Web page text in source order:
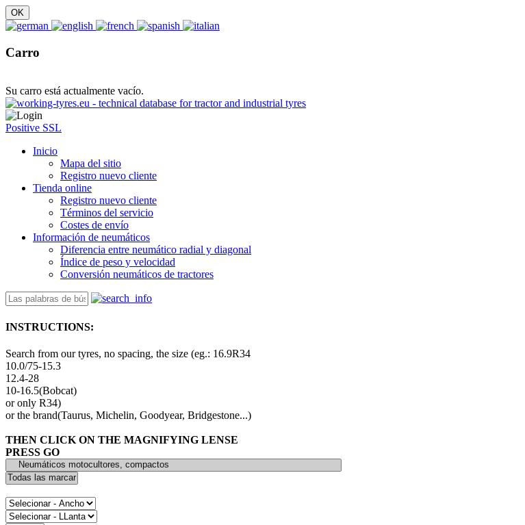
Carro
Su carro está actualmente vacío.
Positive SSL
Inicio
Mapa del sitio
Registro nuevo cliente
Tienda online
Registro nuevo cliente
Términos del servicio
Costes de envío
Información de neumáticos
Diferencia entre neumático radial y diagonal
Índice de peso y velocidad
Conversión neumáticos de tractores
INSTRUCTIONS:
Search from our tyres, no spacing, the size (eg.: 16.9R34
10.0/75-15.3
12.4-28
10-16.5(Bobcat)
or only R34)
or the brand(Taurus, Michelin, Goodyear, Bridgestone...)
THEN CLICK ON THE MAGNIFYING LENSE
PRESS GO